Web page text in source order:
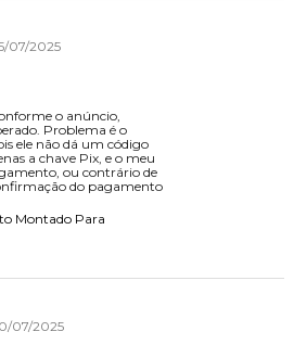
07/2025
o anúncio,
Problema é o
ele não dá um código
a chave Pix, e o meu
ou contrário de
do pagamento
Montado Para
07/2025